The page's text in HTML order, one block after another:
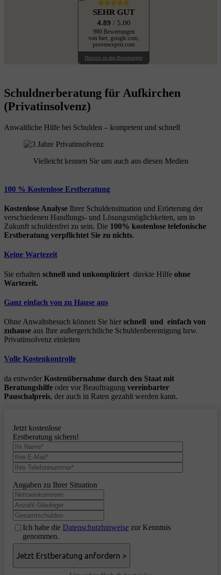
SEHR GUT
4.89 / 5.00
980 Bewertungen
von hier, google.com,
provenexpert.com
Hinweis zu den Bewertungen
Schuldnerberatung für Aufkirchen
(Privatinsolvenz)
Anwaltliche Hilfe bei Schulden – kompetent und schnell
Vielleicht kennen Sie uns auch aus diesen Medien
100 % Kostenlose Erstberatung
Kostenlose Analyse Ihrer Schuldensituation und Erörterung der
verschiedenen Handlungs- und Lösungsmöglichkeiten, um in
Zukunft schuldenfrei zu sein. Die 100% kostenlose telefonische
Erstberatung verpflichtet Sie zu nichts.
Keine Wartezeit
Sie erhalten schnell und unkompliziert direkte Hilfe ohne
Wartezeit.
Ganz einfach von zu Hause aus
Ohne Anwaltsbesuch können Sie hier schnell und einfach von
zuhause aus Ihre außergerichtliche Schuldenbereinigung bzw.
Privatinsolvenz einleiten
Volle Kostenkontrolle
da entweder Kostenübernahme durch den Staat mit
Beratungshilfe oder vor Beauftragung vereinbarter
Pauschalpreis, der auch in Raten gezahlt werden kann.
Jetzt kostenlose
Erstberatung sichern!
Angaben zu Ihrer Situation
Ich habe die Datenschutzhinweise zur Kenntnis
genommen.